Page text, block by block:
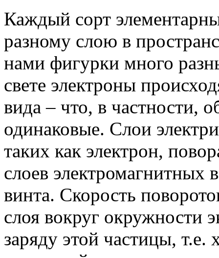
Каждый сорт
разному слою в
нами фигурки много
свете электроны
вида – что, в частности,
одинаковые. Слои
таких как электрон,
слоев электромагнитных
винта. Скорость
слоя вокруг окружности
заряду этой частицы, т.е.